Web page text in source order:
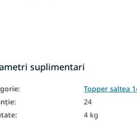
suplimentari
:
Topper saltea
:
24
:
4 kg